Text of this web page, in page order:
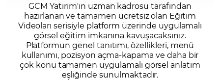
GCM Yatırım'ın uzman kadrosu tarafından
hazırlanan ve tamamen ücretsiz olan Eğitim
Videoları serisiyle platform üzerinde uygulamalı
görsel eğitim imkanına kavuşacaksınız.
Platformun genel tanıtımı, özellikleri, menü
kullanımı, pozisyon açma-kapama ve daha bir
çok konu tamamen uygulamalı görsel anlatım
eşliğinde sunulmaktadır.